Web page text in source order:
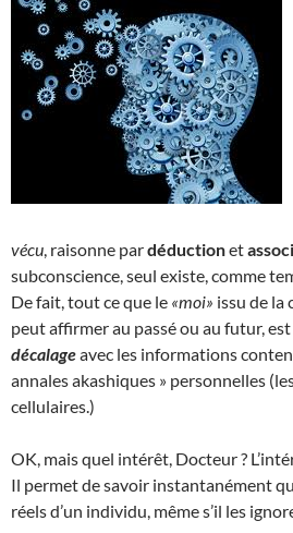
vécu , raisonne pardéductionet
subconscience, seul existe, comme
De fait, tout ce que le «moi» issu de la
peut affirmer au passé ou au futur,
décalageavec les informations
annales akashiques » personnelles
cellulaires.)
OK, mais quel intérêt, Docteur ?
Il permet de savoir instantanément
réels d’un individu, même s’il les